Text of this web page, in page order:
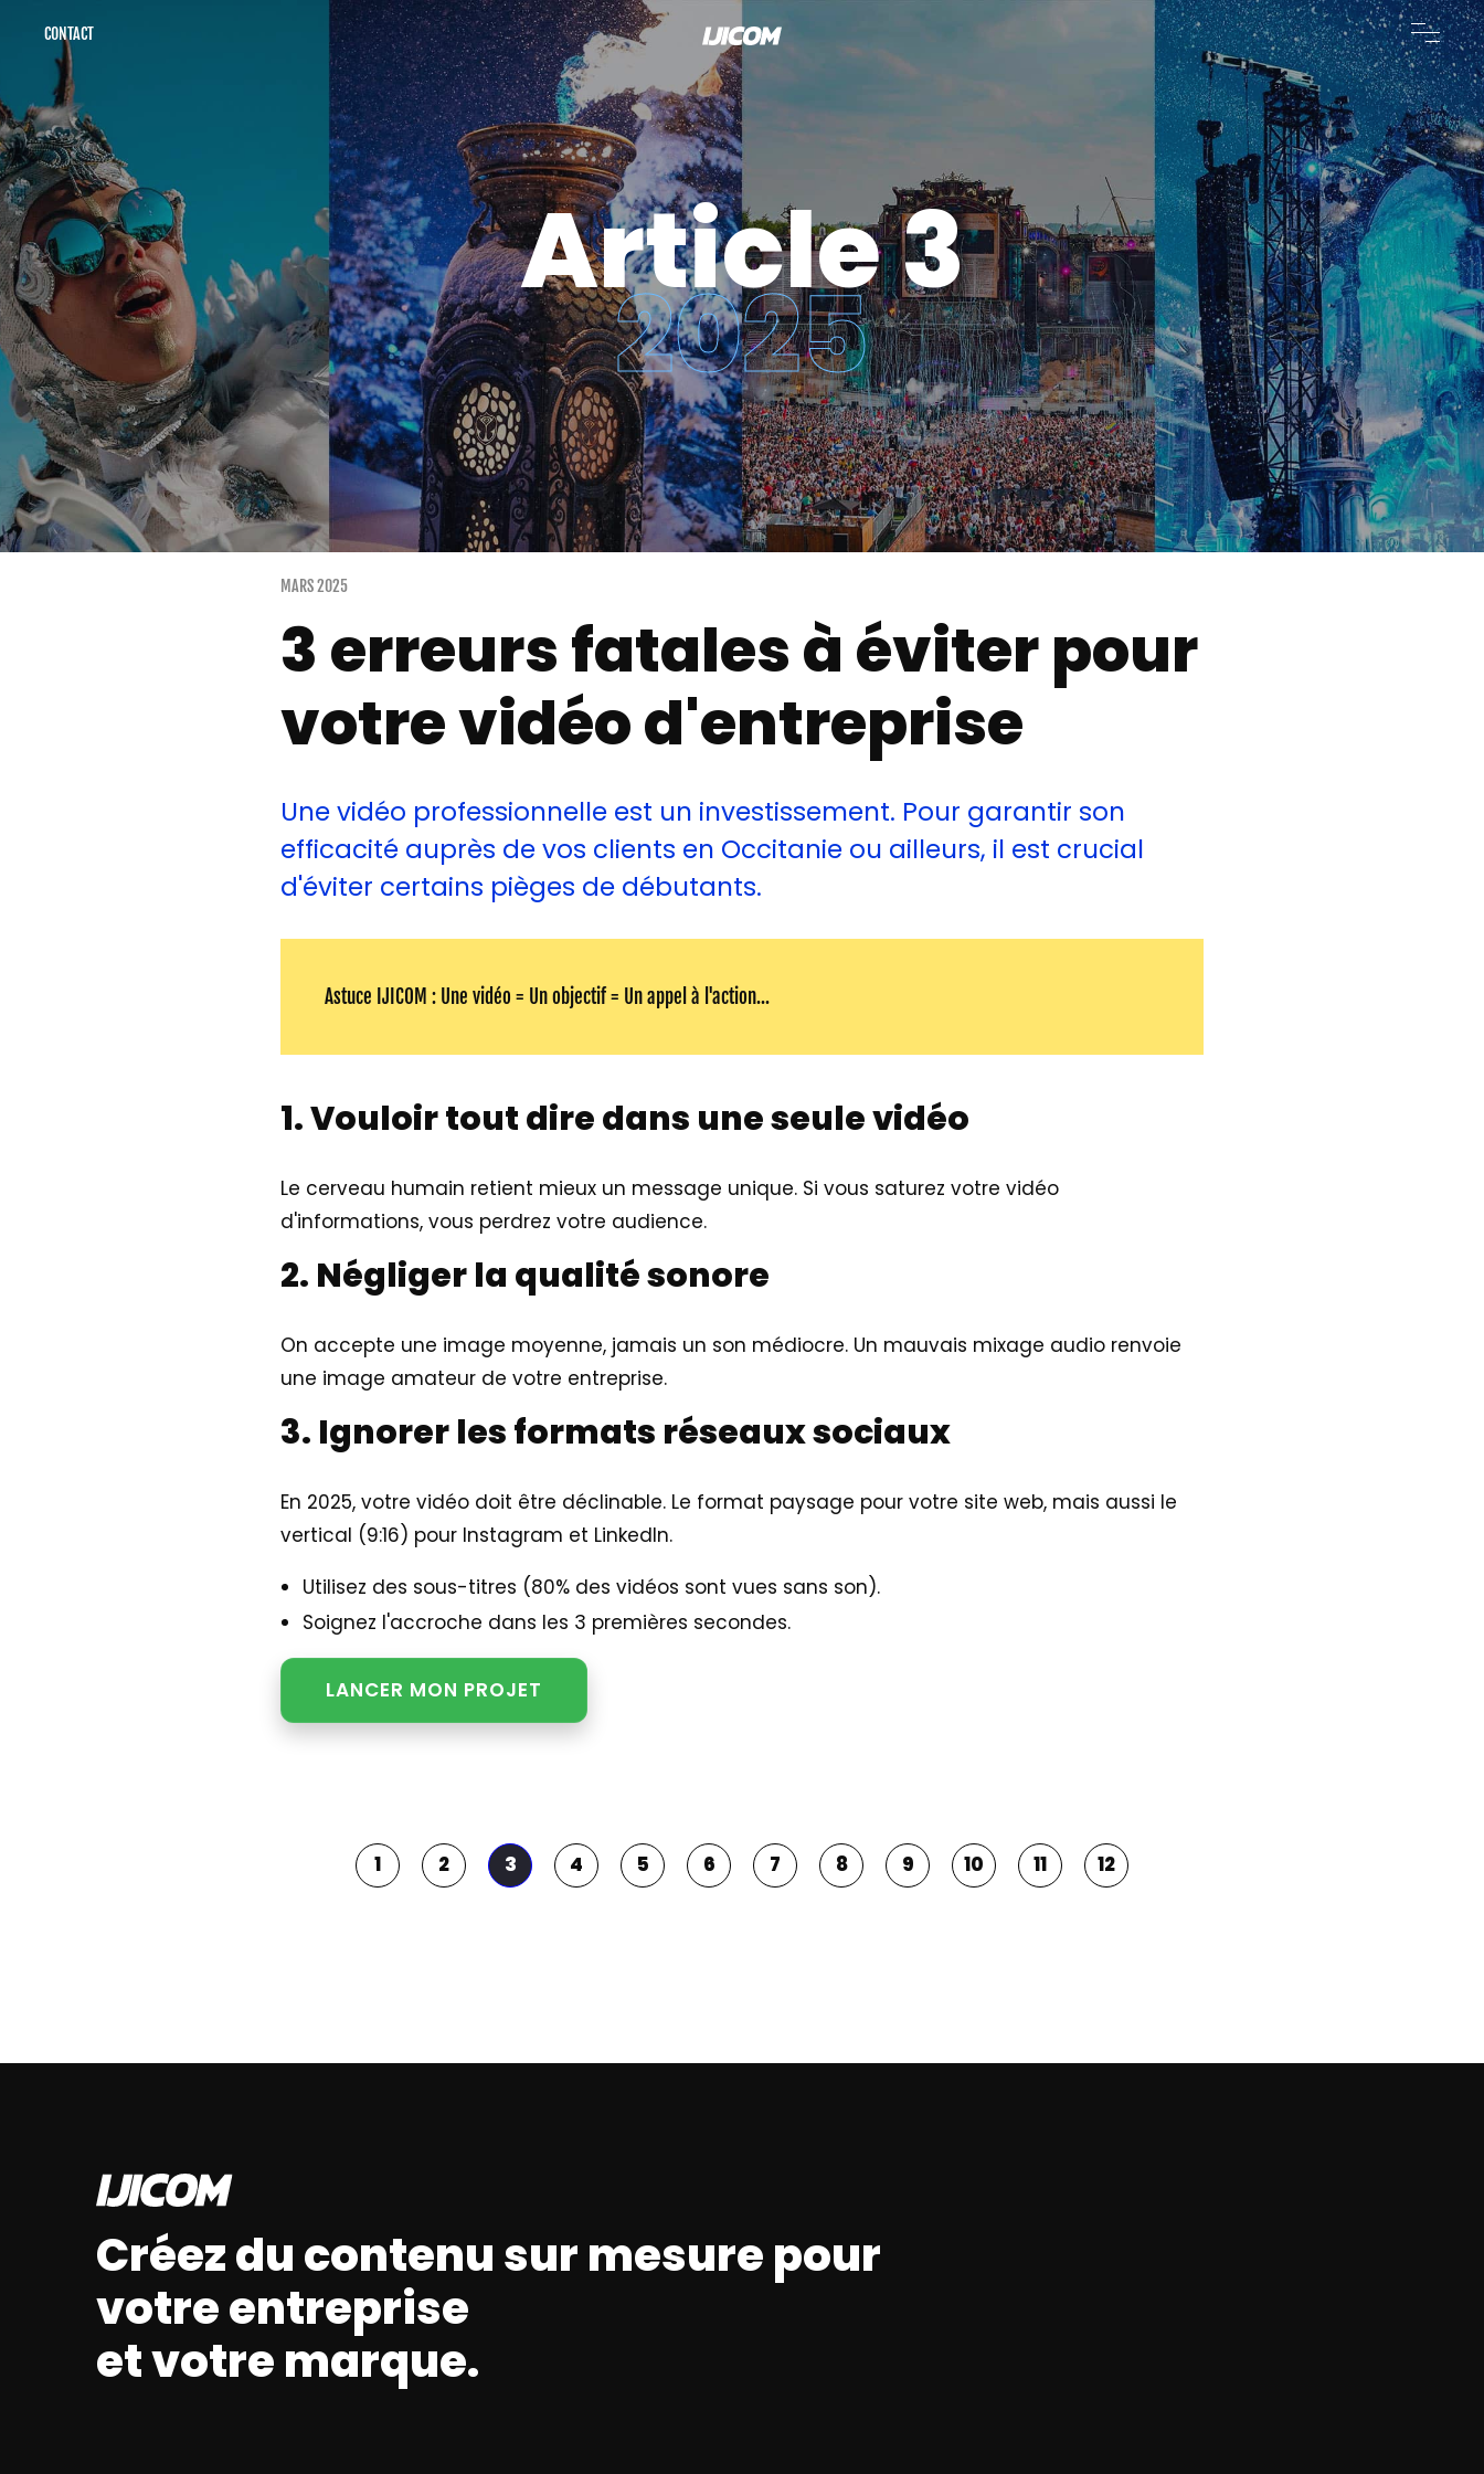
CONTACT
Article 3
2025
MARS 2025
3 erreurs fatales à éviter pour
votre vidéo d'entreprise
Une vidéo professionnelle est un investissement. Pour garantir son
efficacité auprès de vos clients en Occitanie ou ailleurs, il est crucial
d'éviter certains pièges de débutants.
Astuce IJICOM : Une vidéo = Un objectif = Un appel à l'action...
1. Vouloir tout dire dans une seule vidéo
Le cerveau humain retient mieux un message unique. Si vous saturez votre vidéo
d'informations, vous perdrez votre audience.
2. Négliger la qualité sonore
On accepte une image moyenne, jamais un son médiocre. Un mauvais mixage audio renvoie
une image amateur de votre entreprise.
3. Ignorer les formats réseaux sociaux
En 2025, votre vidéo doit être déclinable. Le format paysage pour votre site web, mais aussi le
vertical (9:16) pour Instagram et LinkedIn.
Utilisez des sous-titres (80% des vidéos sont vues sans son).
Soignez l'accroche dans les 3 premières secondes.
LANCER MON PROJET
1 2 3 4 5 6 7 8 9 10 11 12
Créez du contenu sur mesure pour
votre entreprise
et votre marque.